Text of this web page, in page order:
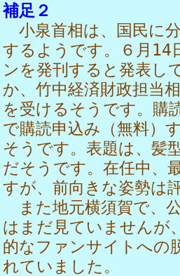
補足２
小泉首相は、国民に
するようです。６月14
ンを発刊すると発表し
か、竹中経済財政担当
を受けるそうです。購
で購読申込み（無料）
そうです。表題は、髪
だそうです。在任中、
すが、前向きな姿勢は
また地元横須賀で、
はまだ見ていませんが
的なファンサイトへの
れていました。